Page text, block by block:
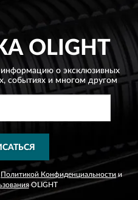
OLIGHT
о эксклюзивных
событиях и многом другом
Политикой Конфиденциальности и
OLIGHT